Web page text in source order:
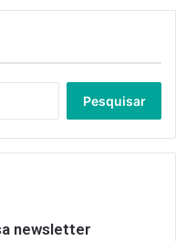
newsletter